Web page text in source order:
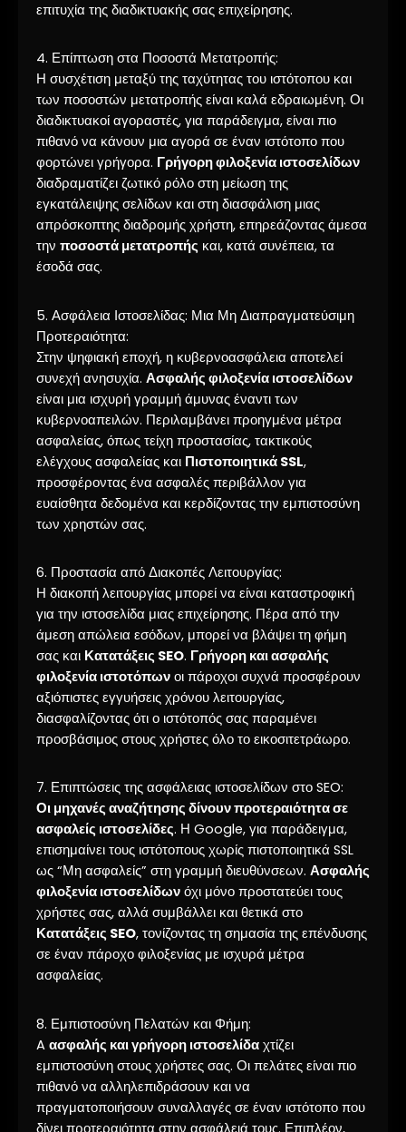
επιτυχία της διαδικτυακής σας επιχείρησης.
4. Επίπτωση στα Ποσοστά Μετατροπής:
Η συσχέτιση μεταξύ της ταχύτητας του ιστότοπου και
των ποσοστών μετατροπής είναι καλά εδραιωμένη. Οι
διαδικτυακοί αγοραστές, για παράδειγμα, είναι πιο
πιθανό να κάνουν μια αγορά σε έναν ιστότοπο που
φορτώνει γρήγορα. Γρήγορη φιλοξενία ιστοσελίδων
διαδραματίζει ζωτικό ρόλο στη μείωση της
εγκατάλειψης σελίδων και στη διασφάλιση μιας
απρόσκοπτης διαδρομής χρήστη, επηρεάζοντας άμεσα
την ποσοστά μετατροπής και, κατά συνέπεια, τα
έσοδά σας.
5. Ασφάλεια Ιστοσελίδας: Μια Μη Διαπραγματεύσιμη
Προτεραιότητα:
Στην ψηφιακή εποχή, η κυβερνοασφάλεια αποτελεί
συνεχή ανησυχία. Ασφαλής φιλοξενία ιστοσελίδων
είναι μια ισχυρή γραμμή άμυνας έναντι των
κυβερνοαπειλών. Περιλαμβάνει προηγμένα μέτρα
ασφαλείας, όπως τείχη προστασίας, τακτικούς
ελέγχους ασφαλείας και Πιστοποιητικά SSL,
προσφέροντας ένα ασφαλές περιβάλλον για
ευαίσθητα δεδομένα και κερδίζοντας την εμπιστοσύνη
των χρηστών σας.
6. Προστασία από Διακοπές Λειτουργίας:
Η διακοπή λειτουργίας μπορεί να είναι καταστροφική
για την ιστοσελίδα μιας επιχείρησης. Πέρα από την
άμεση απώλεια εσόδων, μπορεί να βλάψει τη φήμη
σας και Κατατάξεις SEO. Γρήγορη και ασφαλής
φιλοξενία ιστοτόπων οι πάροχοι συχνά προσφέρουν
αξιόπιστες εγγυήσεις χρόνου λειτουργίας,
διασφαλίζοντας ότι ο ιστότοπός σας παραμένει
προσβάσιμος στους χρήστες όλο το εικοσιτετράωρο.
7. Επιπτώσεις της ασφάλειας ιστοσελίδων στο SEO:
Οι μηχανές αναζήτησης δίνουν προτεραιότητα σε
ασφαλείς ιστοσελίδες. Η Google, για παράδειγμα,
επισημαίνει τους ιστότοπους χωρίς πιστοποιητικά SSL
ως “Μη ασφαλείς” στη γραμμή διευθύνσεων. Ασφαλής
φιλοξενία ιστοσελίδων όχι μόνο προστατεύει τους
χρήστες σας, αλλά συμβάλλει και θετικά στο
Κατατάξεις SEO, τονίζοντας τη σημασία της επένδυσης
σε έναν πάροχο φιλοξενίας με ισχυρά μέτρα
ασφαλείας.
8. Εμπιστοσύνη Πελατών και Φήμη:
A ασφαλής και γρήγορη ιστοσελίδα χτίζει
εμπιστοσύνη στους χρήστες σας. Οι πελάτες είναι πιο
πιθανό να αλληλεπιδράσουν και να
πραγματοποιήσουν συναλλαγές σε έναν ιστότοπο που
δίνει προτεραιότητα στην ασφάλειά τους. Επιπλέον,